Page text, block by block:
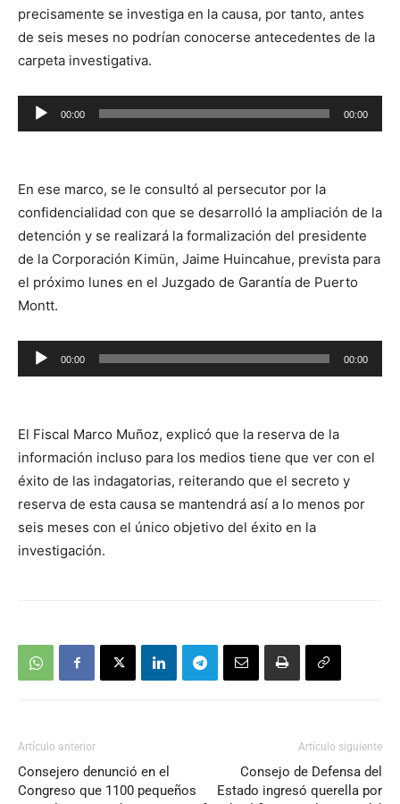
precisamente se investiga en la causa, por tanto, antes
de seis meses no podrían conocerse antecedentes de la
carpeta investigativa.
Reproductor
de
00:00 00:00
En ese marco, se le consultó al persecutor por la
confidencialidad con que se desarrolló la ampliación de la
detención y se realizará la formalización del presidente
de la Corporación Kimün, Jaime Huincahue, prevista para
el próximo lunes en el Juzgado de Garantía de Puerto
Montt.
Reproductor
de
00:00 00:00
El Fiscal Marco Muñoz, explicó que la reserva de la
información incluso para los medios tiene que ver con el
éxito de las indagatorias, reiterando que el secreto y
reserva de esta causa se mantendrá así a lo menos por
seis meses con el único objetivo del éxito en la
investigación.
Artículo anterior
Consejero denunció en el
Congreso que 1100 pequeños
Artículo siguiente
Consejo de Defensa del
Estado ingresó querella por